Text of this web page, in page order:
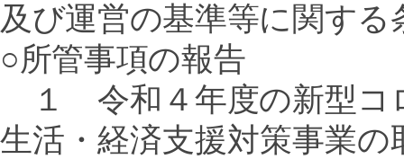
及び運営の基準等に関す
○所管事項の報告
１ 令和４年度の新型コ
生活・経済支援対策事業